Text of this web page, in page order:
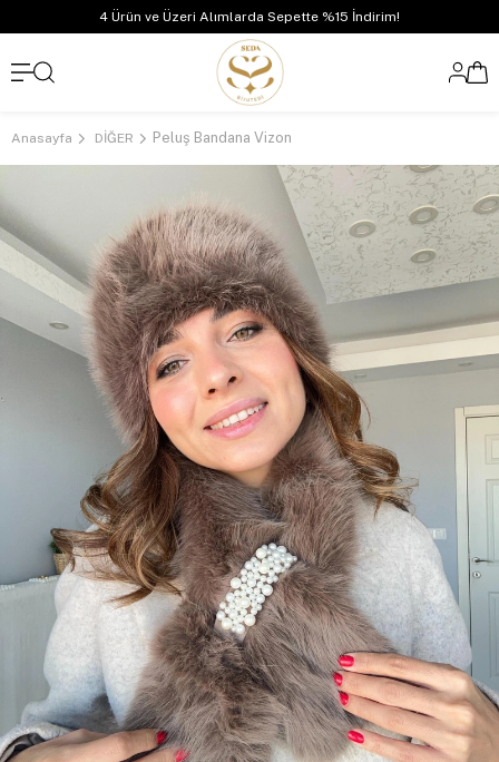
4 Ürün ve Üzeri Alımlarda Sepette %15 İndirim!
Anasayfa DİĞER Peluş Bandana Vizon